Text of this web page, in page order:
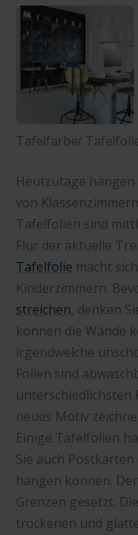
Tafelfarbe/
Heutzutage
von
Tafelfolien sind
Flur der aktuelle
Tafelfolie macht
Kinderzimmern.
streichen, denken
können die Wände
irgendwelche
Folien sind
unterschiedlichsten
neues Motiv
Einige Tafelfolien
Sie auch
hängen können.
Grenzen gesetzt.
trockenen und